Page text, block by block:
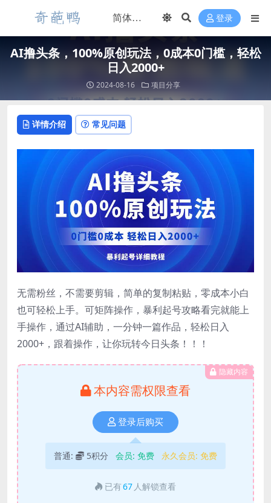
登录
AI撸头条，100%原创玩法，0成本0门槛，轻松
日入2000+
2024-08-16 项目分享
详情介绍 常见问题
无需粉丝，不需要剪辑，简单的复制粘贴，零成本小白
也可轻松上手。可矩阵操作，暴利起号攻略看完就能上
手操作，通过AI辅助，一分钟一篇作品，轻松日入
2000+，跟着操作，让你玩转今日头条！！！
隐藏内容
本内容需权限查看
登录后购买
普通: 5积分 会员: 免费 永久会员: 免费
已有67 人解锁查看